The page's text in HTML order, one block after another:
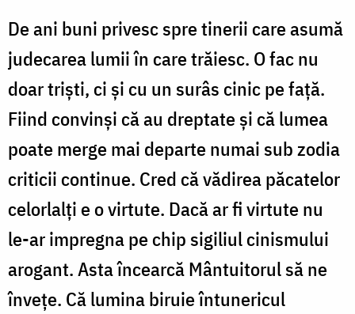
De ani buni privesc spre tinerii care asumă
judecarea lumii în care trăiesc. O fac nu
doar triști, ci și cu un surâs cinic pe față.
Fiind convinși că au dreptate și că lumea
poate merge mai departe numai sub zodia
criticii continue. Cred că vădirea păcatelor
celorlalți e o virtute. Dacă ar fi virtute nu
le-ar impregna pe chip sigiliul cinismului
arogant. Asta încearcă Mântuitorul să ne
învețe. Că lumina biruie întunericul